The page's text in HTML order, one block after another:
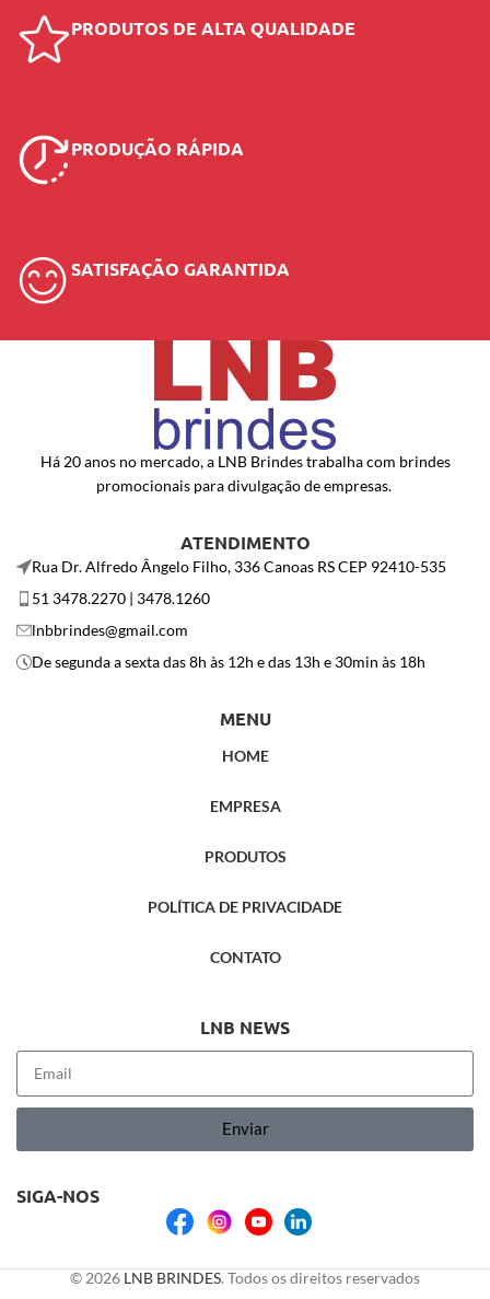
PRODUTOS DE ALTA QUALIDADE
PRODUÇÃO RÁPIDA
SATISFAÇÃO GARANTIDA
Há 20 anos no mercado, a LNB Brindes trabalha com brindes
promocionais para divulgação de empresas.
ATENDIMENTO
Rua Dr. Alfredo Ângelo Filho, 336 Canoas RS CEP 92410-535
51 3478.2270 | 3478.1260
lnbbrindes@gmail.com
De segunda a sexta das 8h às 12h e das 13h e 30min às 18h
MENU
HOME
EMPRESA
PRODUTOS
POLÍTICA DE PRIVACIDADE
CONTATO
LNB NEWS
Enviar
SIGA-NOS
© 2026 LNB BRINDES. Todos os direitos reservados